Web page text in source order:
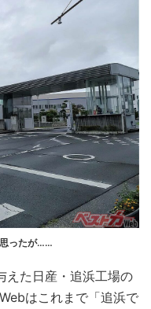
思ったが……
た日産・追浜工場の
はこれまで「追浜で